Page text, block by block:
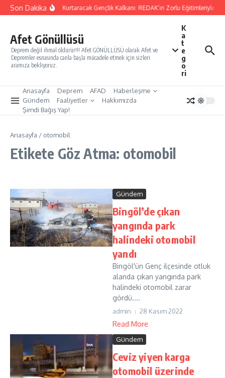
İçeriğe atla
Son DakikaYarınları Kurtaracak Gençlik Kalkanı: REDAK’ın Zorlu Eğitimleriyle
Afet Gönüllüsü
Deprem değil ihmal öldürür!!! Afet GÖNÜLLÜSÜ olarak Afet ve
Depremler esnasında canla başla mücadele etmek için sizleri
aramıza bekliyoruz.
K
a
t
e
g
o
ri
Anasayfa Deprem AFAD
Haberleşme
Gündem
Faaliyetler
Hakkımızda
Şimdi Bağış Yap!
Anasayfa / otomobil
Etikete Göz Atma: otomobil
Gündem
Bingöl’de çıkan
yangında park
halindeki otomobil
yandı
Bingöl'ün Genç ilçesinde otluk
alanda çıkan yangında park
halindeki otomobil zarar
gördü....
admin 28 Kasım 2022
Read More
Gündem
Ceviz yiyen karga
otomobil üzerinde